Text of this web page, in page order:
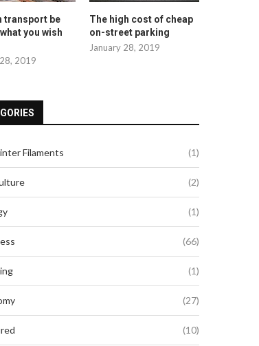
Daily Operational Waste
Digital Price...
Professional Insights
transport be
you wish
2019
The high cost of cheap
on-street parking
January 28, 2019
Filaments (1)
(2)
(1)
(66)
(1)
(27)
(10)